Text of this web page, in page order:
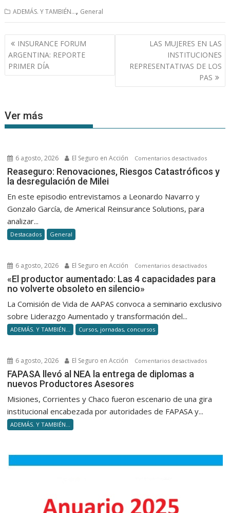
ADEMÁS. Y TAMBIÉN..., General
Navegación
de
entradas
INSURANCE FORUM
ARGENTINA: REPORTE
PRIMER DÍA
LAS MUJERES EN LAS
INSTITUCIONES
REPRESENTATIVAS DE LOS
PAS
Ver más
6 agosto, 2026 El Seguro en Acción Comentarios desactivadosen
Reaseguro: Renovaciones, Riesgos Catastróficos y
la desregulación de Milei
En este episodio entrevistamos a Leonardo Navarro y
Gonzalo García, de Americal Reinsurance Solutions, para
analizar...
Destacados General
6 agosto, 2026 El Seguro en Acción Comentarios desactivadosen
«El
«El productor aumentado: Las 4 capacidades para
no volverte obsoleto en silencio»
La Comisión de Vida de AAPAS convoca a seminario exclusivo
sobre Liderazgo Aumentado y transformación del...
ADEMÁS. Y TAMBIÉN... Cursos, jornadas, concursos
6 agosto, 2026 El Seguro en Acción Comentarios desactivadosen
FAPASA llevó al NEA la entrega de diplomas a
nuevos Productores Asesores
Misiones, Corrientes y Chaco fueron escenario de una gira
institucional encabezada por autoridades de FAPASA y...
ADEMÁS. Y TAMBIÉN...